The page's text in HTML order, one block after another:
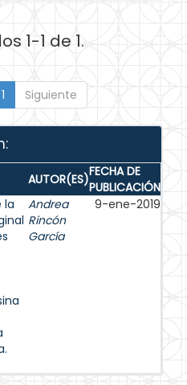
1-1 de 1.
1 Siguiente
AUTOR(ES)FECHA DE
PUBLICACIÓN
la
Andrea
Rincón
García
9-ene-2019